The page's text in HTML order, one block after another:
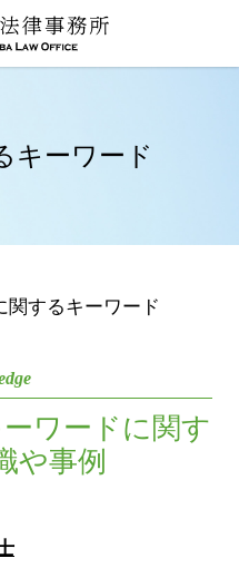
キーワード
関するキーワード
ワードに関す
や事例